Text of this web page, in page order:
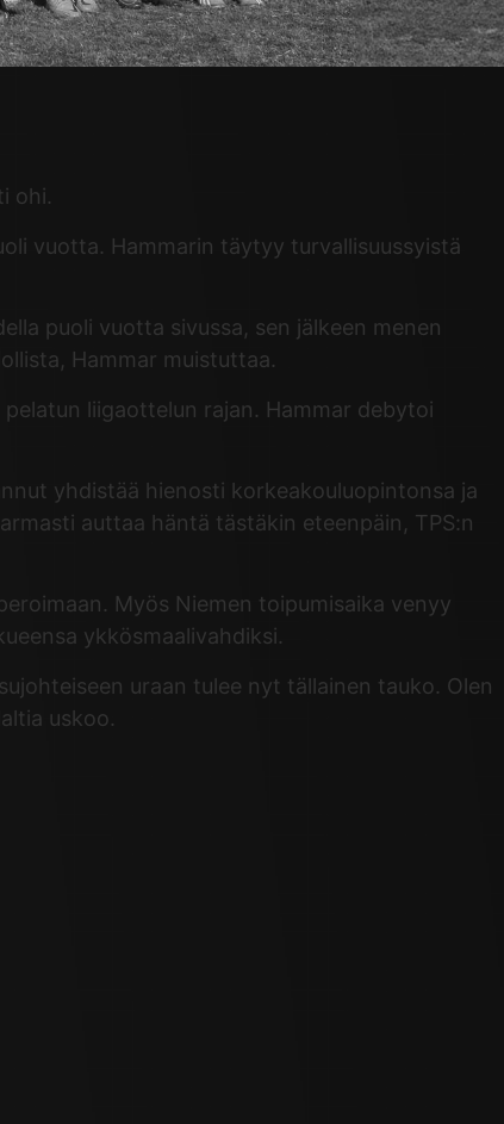
ohi.
vuotta. Hammarin täytyy turvallisuussyistä
puoli vuotta sivussa, sen jälkeen menen
Hammar muistuttaa.
liigaottelun rajan. Hammar debytoi
yhdistää hienosti korkeakouluopintonsa ja
auttaa häntä tästäkin eteenpäin, TPS:n
Myös Niemen toipumisaika venyy
ykkösmaalivahdiksi.
uraan tulee nyt tällainen tauko. Olen
uskoo.